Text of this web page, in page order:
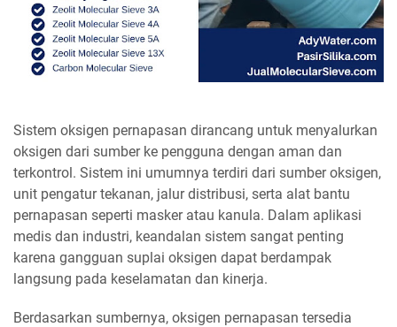
Sistem oksigen pernapasan dirancang untuk menyalurkan
oksigen dari sumber ke pengguna dengan aman dan
terkontrol. Sistem ini umumnya terdiri dari sumber oksigen,
unit pengatur tekanan, jalur distribusi, serta alat bantu
pernapasan seperti masker atau kanula. Dalam aplikasi
medis dan industri, keandalan sistem sangat penting
karena gangguan suplai oksigen dapat berdampak
langsung pada keselamatan dan kinerja.
Berdasarkan sumbernya, oksigen pernapasan tersedia